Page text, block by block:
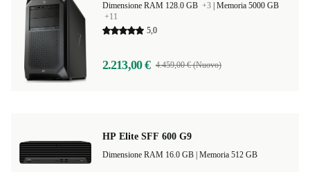
Dimensione RAM 128.0 GB +3 Memoria 5000 GB
+11
5,0
2.213,00 € 4.459,00 € (Nuovo)
HP Elite SFF 600 G9
Memoria 512 GB